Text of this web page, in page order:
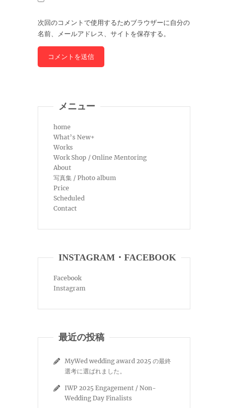
次回のコメントで使用するためブラウザーに自分の
名前、メールアドレス、サイトを保存する。
メニュー
home
What’s New+
Works
Work Shop / Online Mentoring
About
写真集 / Photo album
Price
Scheduled
Contact
INSTAGRAM・FACEBOOK
Facebook
Instagram
最近の投稿
MyWed wedding award 2025 の最終
選考に選ばれました。
IWP 2025 Engagement / Non-
Wedding Day Finalists